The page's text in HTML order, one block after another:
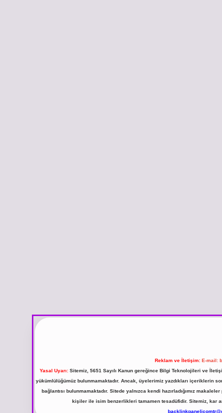
Reklam ve İletişim: E-mail:
Yasal Uyarı:Sitemiz, 5651 Sayılı Kanun gereğince Bilgi Teknolojileri ve
yükümlülüğümüz bulunmamaktadır. Ancak, üyelerimiz yazdıkları içeriklerin
bağlantısı bulunmamaktadır. Sitede yalnızca kendi hazırladığımız
kişiler ile isim benzerlikleri tamamen tesadüfidir. Sitemiz, kar